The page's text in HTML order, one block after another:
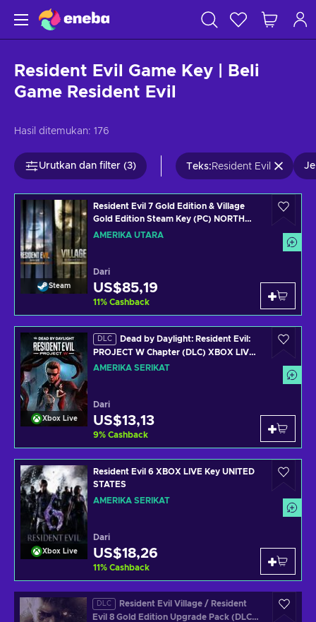
Resident Evil Game Key | Beli
Game Resident Evil
Hasil ditemukan: 176
Urutkan dan filter (3) Teks: Resident Evil
Steam
Resident Evil 7 Gold Edition & Village
Gold Edition Steam Key (PC) NORTH
AMERICA
AMERIKA UTARA
Dari
US$85,19
11% Cashback
Xbox Live
DLC
Dead by Daylight: Resident Evil:
PROJECT W Chapter (DLC) XBOX LIVE
Key UNITED STATES
AMERIKA SERIKAT
Dari
US$13,13
9% Cashback
Xbox Live
Resident Evil 6 XBOX LIVE Key UNITED
STATES
AMERIKA SERIKAT
Dari
US$18,26
11% Cashback
DLC
Resident Evil Village / Resident
Evil 8 Gold Edition Upgrade Pack (DLC)